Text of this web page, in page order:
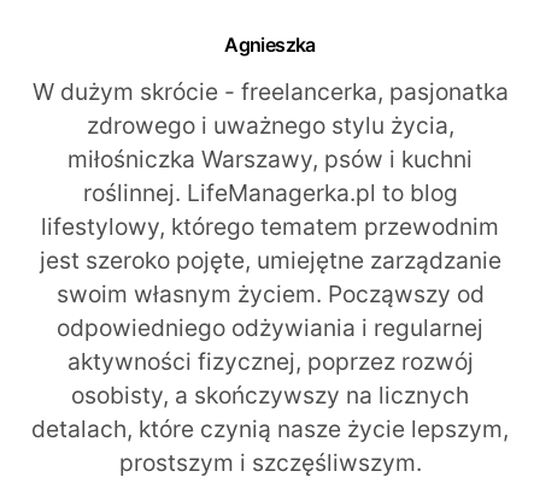
Agnieszka
W dużym skrócie - freelancerka, pasjonatka
zdrowego i uważnego stylu życia,
miłośniczka Warszawy, psów i kuchni
roślinnej. LifeManagerka.pl to blog
lifestylowy, którego tematem przewodnim
jest szeroko pojęte, umiejętne zarządzanie
swoim własnym życiem. Począwszy od
odpowiedniego odżywiania i regularnej
aktywności fizycznej, poprzez rozwój
osobisty, a skończywszy na licznych
detalach, które czynią nasze życie lepszym,
prostszym i szczęśliwszym.